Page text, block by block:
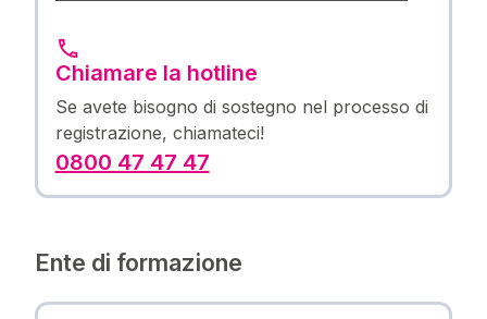
Chiamare la hotline
Se avete bisogno di sostegno nel processo di
registrazione, chiamateci!
0800 47 47 47
Ente di formazione